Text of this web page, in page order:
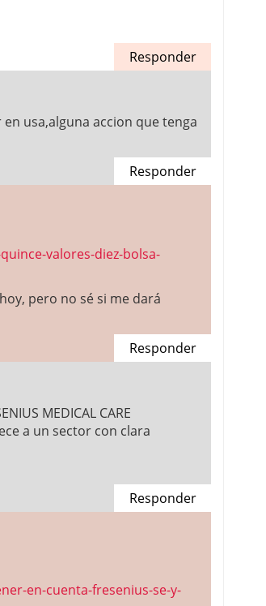
Responder
usa,alguna accion que tenga
Responder
valores-diez-bolsa-
pero no sé si me dará
Responder
MEDICAL CARE
a un sector con clara
Responder
en-cuenta-fresenius-se-y-